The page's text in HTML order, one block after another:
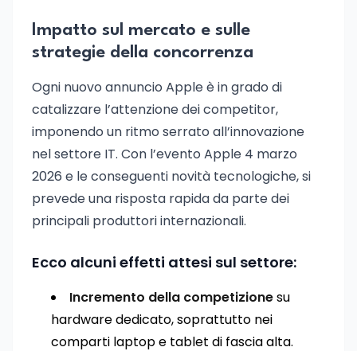
Impatto sul mercato e sulle
strategie della concorrenza
Ogni nuovo annuncio Apple è in grado di
catalizzare l’attenzione dei competitor,
imponendo un ritmo serrato all’innovazione
nel settore IT. Con l’evento Apple 4 marzo
2026 e le conseguenti novità tecnologiche, si
prevede una risposta rapida da parte dei
principali produttori internazionali.
Ecco alcuni effetti attesi sul settore:
Incremento della competizionesu
hardware dedicato, soprattutto nei
comparti laptop e tablet di fascia alta.